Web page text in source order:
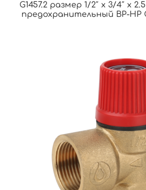
G1457.2 размер 1/2″ x 3/4″ x
предохранительный ВР-НР